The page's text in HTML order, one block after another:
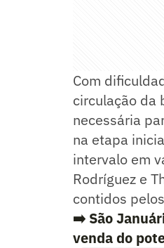
Com
circulação da
necessária
na etapa
intervalo em
Rodríguez e
contidos
➡️ São
venda do